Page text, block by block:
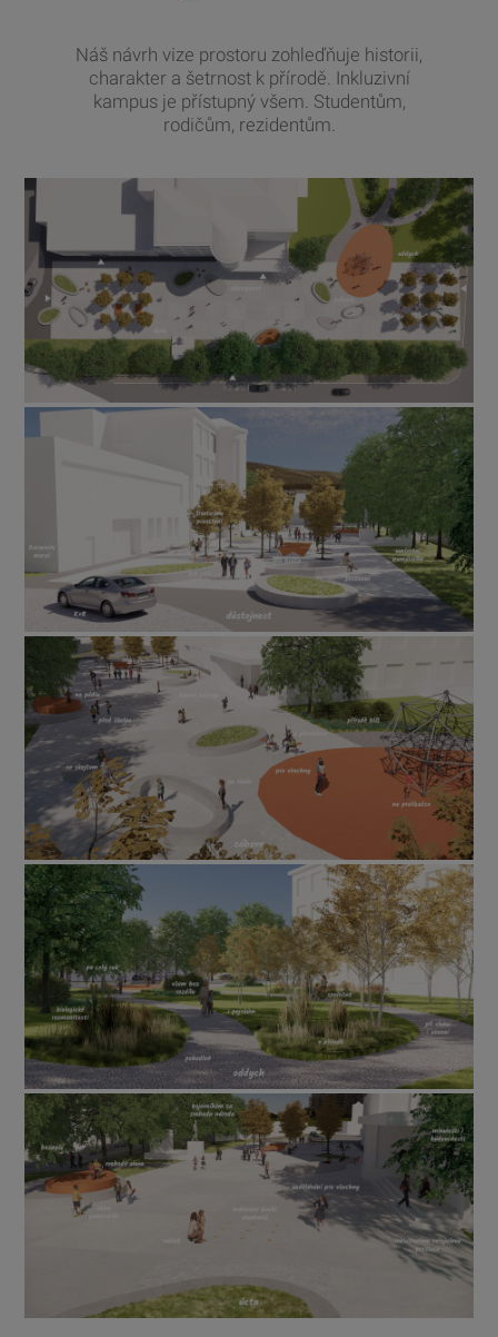
Náš návrh vize prostoru zohleďňuje historii,
charakter a šetrnost k přírodě. Inkluzivní
kampus je přístupný všem. Studentům,
rodičům, rezidentům.